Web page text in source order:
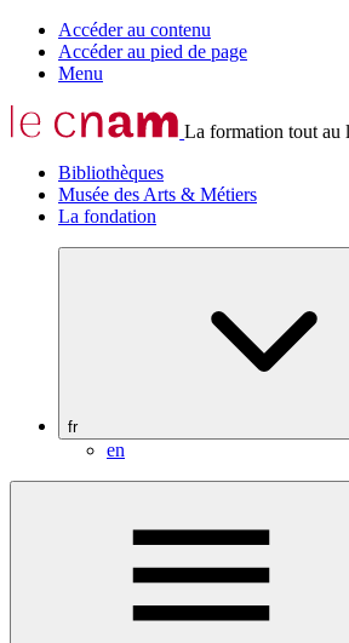
Accéder au contenu
Accéder au pied de page
Menu
La formation tout au
Bibliothèques
Musée des Arts & Métiers
La fondation
fr
en